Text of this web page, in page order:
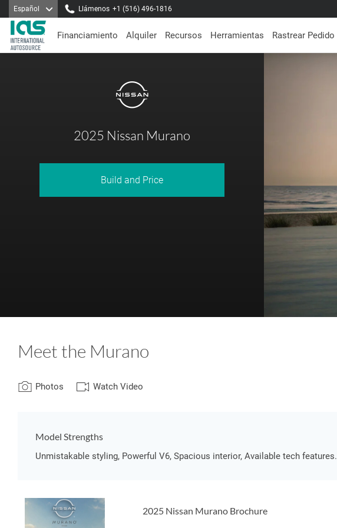
Español Llámenos +1 (516) 496-1816
Financiamiento Alquiler Recursos Herramientas Rastrear Pedido
2025 Nissan Murano
Build and Price
Meet the Murano
Photos Watch Video
Model Strengths
Unmistakable styling, Powerful V6, Spacious interior, Available tech features.
2025 Nissan Murano Brochure